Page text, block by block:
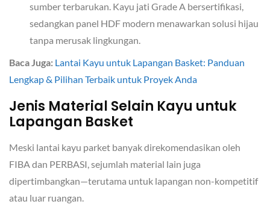
sumber terbarukan. Kayu jati Grade A bersertifikasi,
sedangkan panel HDF modern menawarkan solusi hijau
tanpa merusak lingkungan.
Baca Juga: Lantai Kayu untuk Lapangan Basket: Panduan
Lengkap & Pilihan Terbaik untuk Proyek Anda
Jenis Material Selain Kayu untuk
Lapangan Basket
Meski lantai kayu parket banyak direkomendasikan oleh
FIBA dan PERBASI, sejumlah material lain juga
dipertimbangkan—terutama untuk lapangan non-kompetitif
atau luar ruangan.